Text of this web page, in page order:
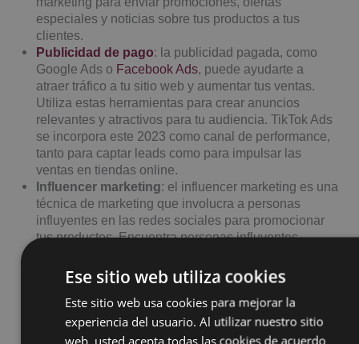
especiales y noticias sobre tus productos a tus
clientes.
Publicidad de pago: la publicidad pagada, como
Google Ads o Facebook Ads, puede ayudarte a
atraer tráfico a tu sitio web y aumentar tus ventas.
Utiliza estas herramientas para crear anuncios
relevantes y atractivos para tu audiencia. TikTok Ads
se incorpora este 2023 como canal de performance,
tanto para captar leads como para impulsar las
ventas en tiendas online.
Influencer marketing: el influencer marketing es una
técnica de marketing que involucra a personas
influyentes en las redes sociales para promocionar
tus productos. Encuentra personas influyentes
ellos para promocionar tus productos.
Marketing automation : automatizar el contenido de
la web y el envío de mailings en función de
determinadas condiciones y comportamientos de los
usuarios en el sitio web. Como partner de Connectif,
Ese sitio web utiliza cookies
Este sitio web usa cookies para mejorar la
experiencia del usuario. Al utilizar nuestro sitio
web, usted acepta todas las cookies de acuerdo